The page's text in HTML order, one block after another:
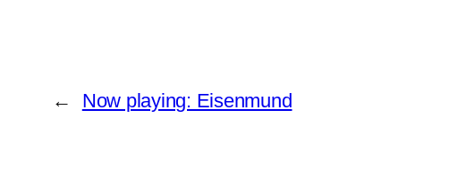
← Now playing: Eisenmund